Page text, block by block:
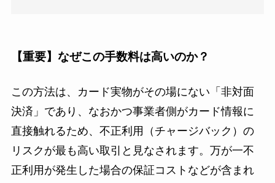
【重要】なぜこの手数料は高いのか？
この方法は、カード実物がその場にない「非対面
決済」であり、なおかつ事業者側がカード情報に
直接触れるため、不正利用（チャージバック）の
リスクが最も高い取引と見なされます。万が一不
正利用が発生した場合の保証コストなどが含まれ